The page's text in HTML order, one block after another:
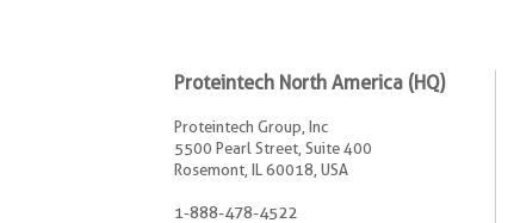
Proteintech North America (HQ)
Proteintech Group, Inc
5500 Pearl Street, Suite 400
Rosemont, IL 60018, USA
1-888-478-4522